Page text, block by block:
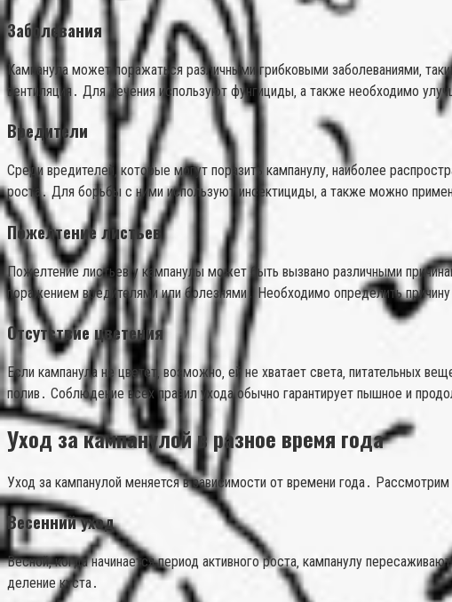
Заболевания
Кампанула может поражаться различными грибковыми заболеваниями‚
вентиляция․ Для лечения используют фунгициды‚ а также необходимо
Вредители
Среди вредителей‚ которые могут поразить кампанулу‚ наиболее
роста․ Для борьбы с ними используют инсектициды‚ а также можно
Пожелтение листьев
Пожелтение листьев у кампанулы может быть вызвано различными
поражением вредителями или болезнями․ Необходимо определить
Отсутствие цветения
Если кампанула не цветет‚ возможно‚ ей не хватает света‚ питательных
полив․ Соблюдение всех правил ухода обычно гарантирует пышное и
Уход за кампанулой в разное время года
Уход за кампанулой меняется в зависимости от времени года․
Весенний уход
Весной‚ когда начинается период активного роста‚ кампанулу
деление куста․